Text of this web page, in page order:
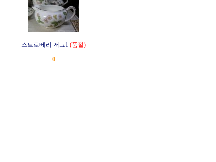
스트로베리 저그1 (품절)
0